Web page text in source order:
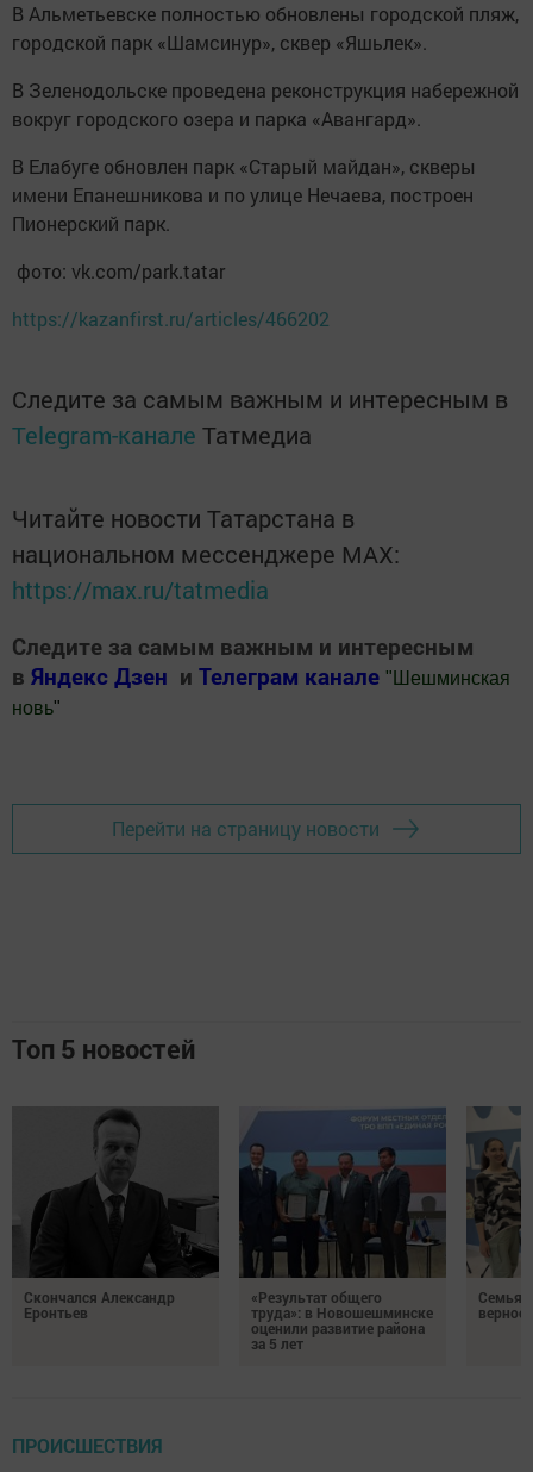
В Альметьевске полностью обновлены городской пляж,
городской парк «Шамсинур», сквер «Яшьлек».
В Зеленодольске проведена реконструкция набережной
вокруг городского озера и парка «Авангард».
В Елабуге обновлен парк «Старый майдан», скверы
имени Епанешникова и по улице Нечаева, построен
Пионерский парк.
фото: vk.com/park.tatar
https://kazanfirst.ru/articles/466202
Следите за самым важным и интересным в
Telegram-канале Татмедиа
Читайте новости Татарстана в
национальном мессенджере MАХ:
https://max.ru/tatmedia
Следите за самым важным и интересным
в Яндекс Дзен и Телеграм канале " Шешминская
новь"
Перейти на страницу новости
Топ 5 новостей
Скончался Александр
Еронтьев
«Результат общего
труда»: в Новошешминске
оценили развитие района
за 5 лет
Семья
ПРОИСШЕСТВИЯ